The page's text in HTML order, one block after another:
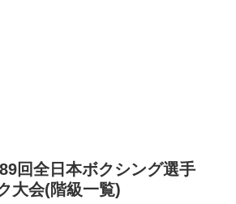
回全日本ボクシング選手
大会(階級一覧)